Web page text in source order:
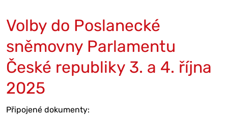
Volby do Poslanecké
sněmovny Parlamentu
České republiky 3. a 4. října
2025
Připojené dokumenty: